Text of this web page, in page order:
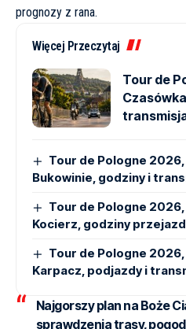
prognozy z rana.
Więcej Przeczytaj
Tour de
Tour de Pologne
Bukowinie, godziny i
Tour de Pologne
Kocierz, godziny
Tour de Pologne
Karpacz, podjazdy i
Najgorszy plan na Boże
sprawdzenia trasy,